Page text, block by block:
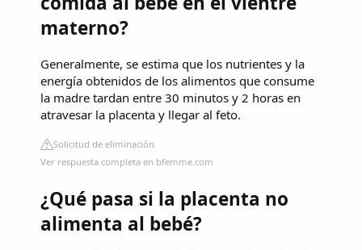
materno?
Generalmente, se estima que los nutrientes y la
energía obtenidos de los alimentos que consume
la madre tardan entre 30 minutos y 2 horas en
atravesar la placenta y llegar al feto.
Solicitud de eliminación
Ver respuesta completa en bfemme.com
¿Qué pasa si la placenta no
alimenta al bebé?